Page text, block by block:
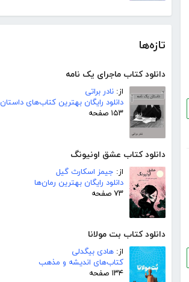
تازه‌ها
دانلود کتاب ماجرای یک نامه
از: نادر براتی
دانلود رایگان بهترین کتاب‌های داستان
۱۵۳ صفحه
دانلود کتاب عشق اونیونگ
از: جیمز اسکارث گیل
دانلود رایگان بهترین رمان‌ها
۷۳ صفحه
دانلود کتاب بت مولانا
از: هادی بیگدلی
کتاب‌های اندیشه و مذهب
۱۳۴ صفحه